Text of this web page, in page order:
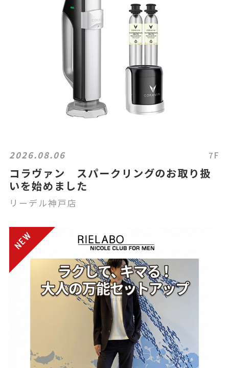
2026.08.06 7F
コラヴァン スパークリングのお取り扱
いを始めました
リーデル神戸店